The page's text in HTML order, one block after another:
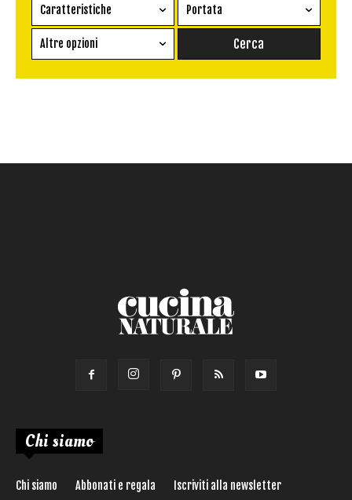
Caratteristiche
Ricetta vegetariana
Senza glutine
Portata
Conserva
Altre opzioni
Chi siamo
Chi siamo Abbonati e regala Iscriviti alla newsletter